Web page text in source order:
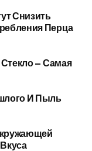
Снизить
Перца
— Самая
И Пыль